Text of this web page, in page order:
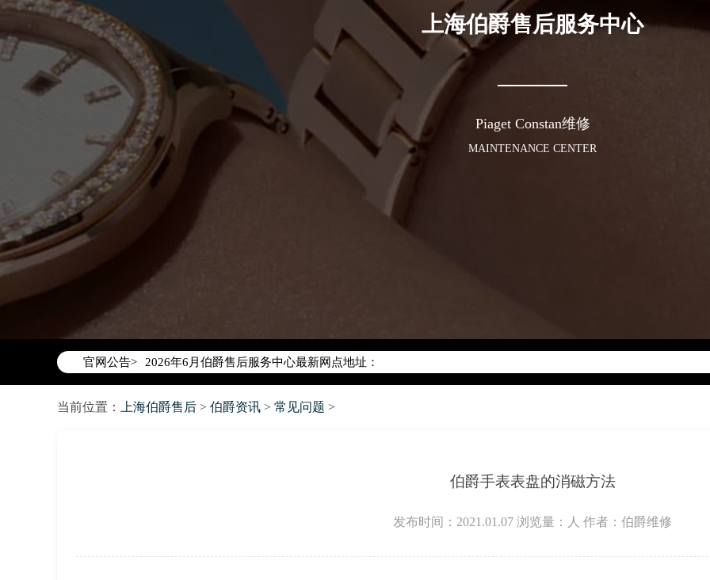
上海伯爵售后服务中心
Piaget Constan维修
MAINTENANCE CENTER
官网公告>
上海市徐汇区虹桥路3号港汇中心写字楼2座37层3705室（需提前预约）
上海市黄浦区南京东路299号宏伊国际广场写字楼8层806室（需提前预约）
上海市黄浦区南京东路299号宏伊国际广场写字楼8层806室伯爵售后服务中心（需提前预约）
当前位置： 上海伯爵售后 > 伯爵资讯 > 常见问题 >
伯爵手表表盘的消磁方法
发布时间：2021.01.07 浏览量： 人 作者：伯爵维修